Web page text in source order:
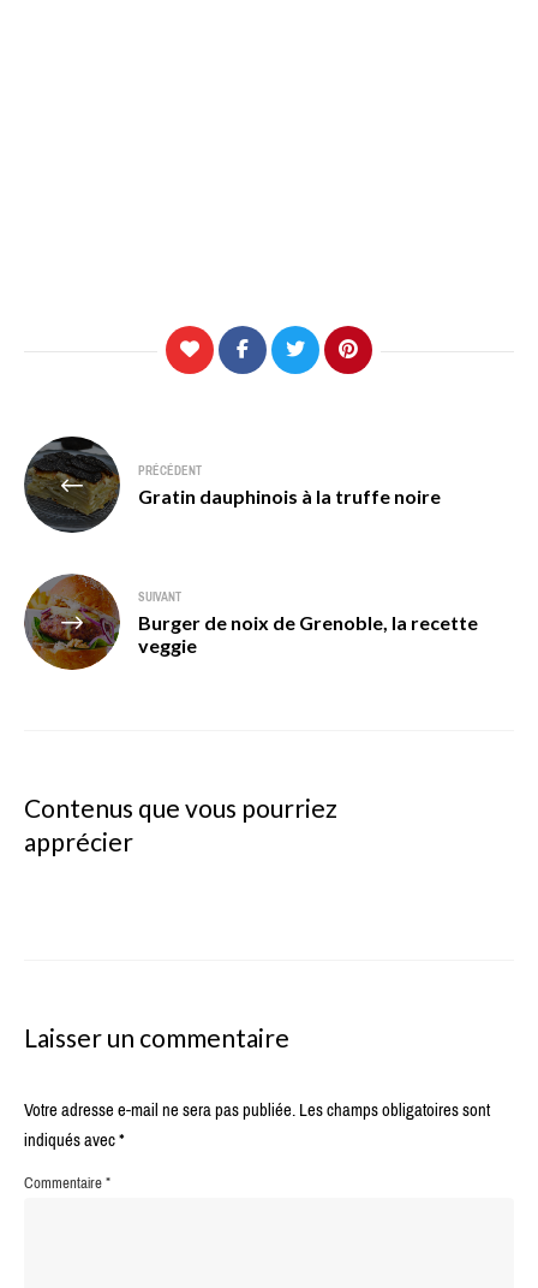
Navigation
de
l’article
PRÉCÉDENT
Gratin dauphinois à la truffe noire
SUIVANT
Burger de noix de Grenoble, la recette
veggie
Contenus que vous pourriez
apprécier
Laisser un commentaire
Votre adresse e-mail ne sera pas publiée.Les champs obligatoires sont
indiqués avec*
Commentaire*